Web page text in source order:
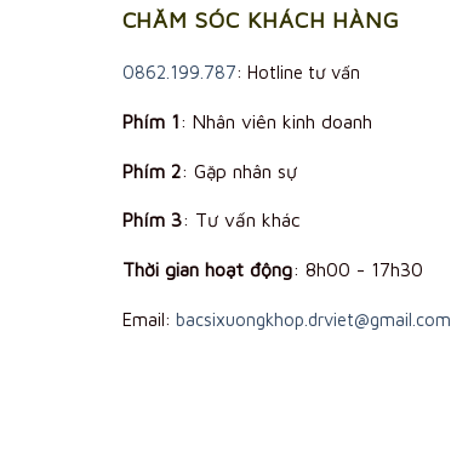
CHĂM SÓC KHÁCH HÀNG
0862.199.787: Hotline tư vấn
Phím 1: Nhân viên kinh doanh
Phím 2: Gặp nhân sự
Phím 3: Tư vấn khác
Thời gian hoạt động: 8h00 - 17h30
Email: bacsixuongkhop.drviet@gmail.com